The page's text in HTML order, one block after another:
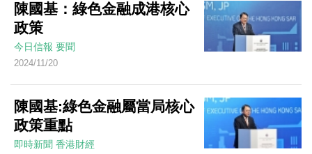
陳國基：綠色金融成港核心
政策
今日信報 要聞
2024/11/20
陳國基:綠色金融屬當局核心
政策重點
即時新聞 香港財經